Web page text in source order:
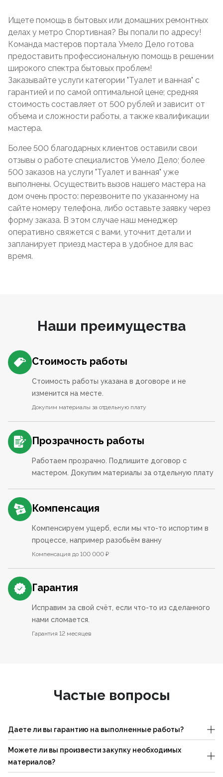
Ищете помощь в бытовых или домашних ремонтных
делах у метро Спортивная? Вы попали по адресу!
Команда мастеров портала Умело Дело готова
предоставить профессиональную помощь в решении
широкого спектра бытовых проблем!
Заказывайте услуги категории "Туалет и ванная" с
гарантией и по самой оптимальной цене; средняя
стоимость составляет от 500 рублей и зависит от
объема и сложности работы, а также квалификации
мастера.
Более 500 благодарных клиентов оставили свои
отзывы о работе специалистов Умело Дело; более
500 заказов на услуги "Туалет и ванная" уже
выполнены. Осуществить вызов нашего мастера на
дом очень просто: перезвоните по указанному на
сайте номеру телефона, либо оставьте заявку через
форму заказа. В этом случае наш менеджер
оперативно свяжется с вами, уточнит детали и
запланирует приезд мастера в удобное для вас
время.
Наши преимущества
Стоимость работы
Стоимость работы указана в договоре и не
изменится на месте.
Докупим материалы за отдельную плату
Прозрачность работы
Работаем прозрачно. Подпишите договор с
мастером. Докупим материалы за отдельную плату
Компенсация
Компенсируем ущерб, если мы что-то испортим в
процессе, например разобьём ванну
Компенсация до 100 000 ₽
Гарантия
Исправим за свой счёт, если что-то из сделанного
нами сломается.
Гарантия 12 месяцев
Частые вопросы
Даете ли вы гарантию на выполненные работы?
Можете ли вы произвести закупку необходимых
материалов?